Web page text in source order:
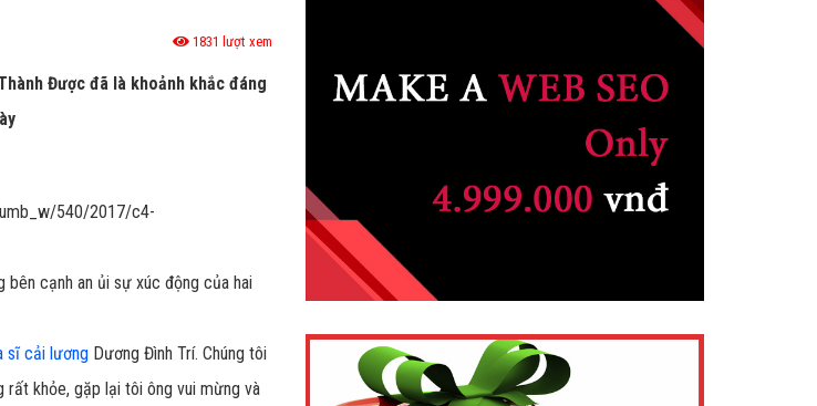
1831 lượt xem
Được đã là khoảnh khắc đáng
540/2017/c4-
cạnh an ủi sự xúc động của hai
sĩ cải lương Dương Đình Trí. Chúng tôi
khỏe, gặp lại tôi ông vui mừng và